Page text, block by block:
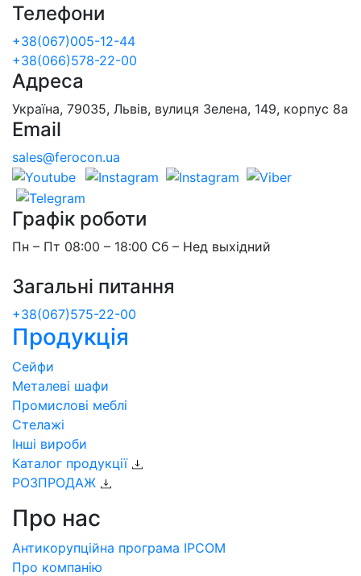
Телефони
+38(067)005-12-44
+38(066)578-22-00
Адреса
Україна, 79035, Львів, вулиця Зелена, 149, корпус 8а
Email
sales@ferocon.ua
Графік роботи
Пн – Пт 08:00 – 18:00 Сб – Нед выхідний
Загальні питання
+38(067)575-22-00
Продукція
Сейфи
Металеві шафи
Промислові меблі
Стелажі
Інші вироби
Каталог продукції
РОЗПРОДАЖ
Про нас
Антикорупційна програма IPCOM
Про компанію